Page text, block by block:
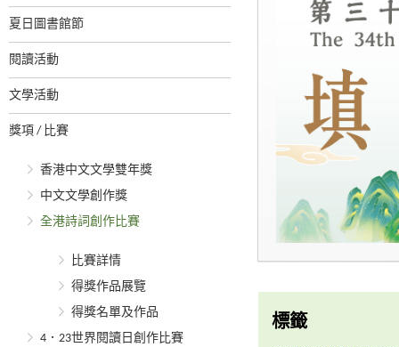
夏日圖書館節
閱讀活動
文學活動
獎項 / 比賽
香港中文文學雙年獎
中文文學創作獎
全港詩詞創作比賽
比賽詳情
得獎作品展覽
得獎名單及作品
4．23世界閱讀日創作比賽
標籤